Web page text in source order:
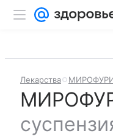
Лекарства